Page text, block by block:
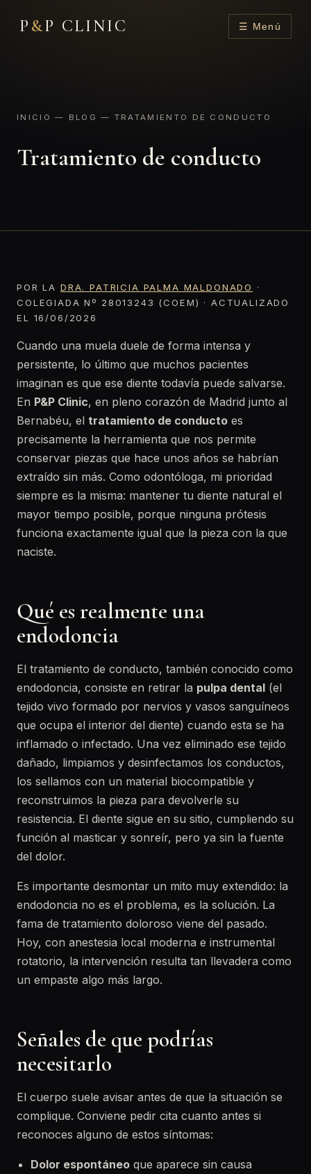
P &P CLINIC ☰ Menú
INICIO — BLOG — TRATAMIENTO DE CONDUCTO
Tratamiento de conducto
POR LA DRA. PATRICIA PALMA MALDONADO
·
COLEGIADA Nº 28013243 (COEM) · ACTUALIZADO
EL 16/06/2026
Cuando una muela duele de forma intensa y
persistente, lo último que muchos pacientes
imaginan es que ese diente todavía puede salvarse.
En P&P Clinic, en pleno corazón de Madrid junto al
Bernabéu, el tratamiento de conducto es
precisamente la herramienta que nos permite
conservar piezas que hace unos años se habrían
extraído sin más. Como odontóloga, mi prioridad
siempre es la misma: mantener tu diente natural el
mayor tiempo posible, porque ninguna prótesis
funciona exactamente igual que la pieza con la que
naciste.
Qué es realmente una
endodoncia
El tratamiento de conducto, también conocido como
endodoncia, consiste en retirar la pulpa dental (el
tejido vivo formado por nervios y vasos sanguíneos
que ocupa el interior del diente) cuando esta se ha
inflamado o infectado. Una vez eliminado ese tejido
dañado, limpiamos y desinfectamos los conductos,
los sellamos con un material biocompatible y
reconstruimos la pieza para devolverle su
resistencia. El diente sigue en su sitio, cumpliendo su
función al masticar y sonreír, pero ya sin la fuente
del dolor.
Es importante desmontar un mito muy extendido: la
endodoncia no es el problema, es la solución. La
fama de tratamiento doloroso viene del pasado.
Hoy, con anestesia local moderna e instrumental
rotatorio, la intervención resulta tan llevadera como
un empaste algo más largo.
Señales de que podrías
necesitarlo
El cuerpo suele avisar antes de que la situación se
complique. Conviene pedir cita cuanto antes si
reconoces alguno de estos síntomas:
Dolor espontáneo que aparece sin causa